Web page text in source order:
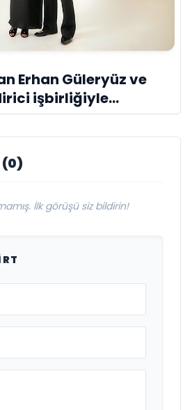
Erhan Güleryüz ve
işbirliğiyle
manifestosu: “Deliler
İlk görüşü siz bildirin!